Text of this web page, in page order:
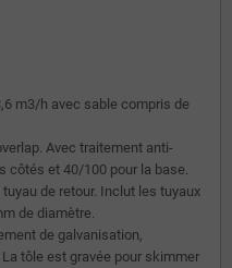
m3/h avec sable compris de
Avec traitement anti-
côtés et 40/100 pour la base.
de retour. Inclut les tuyaux
de diamètre.
de galvanisation,
tôle est gravée pour skimmer